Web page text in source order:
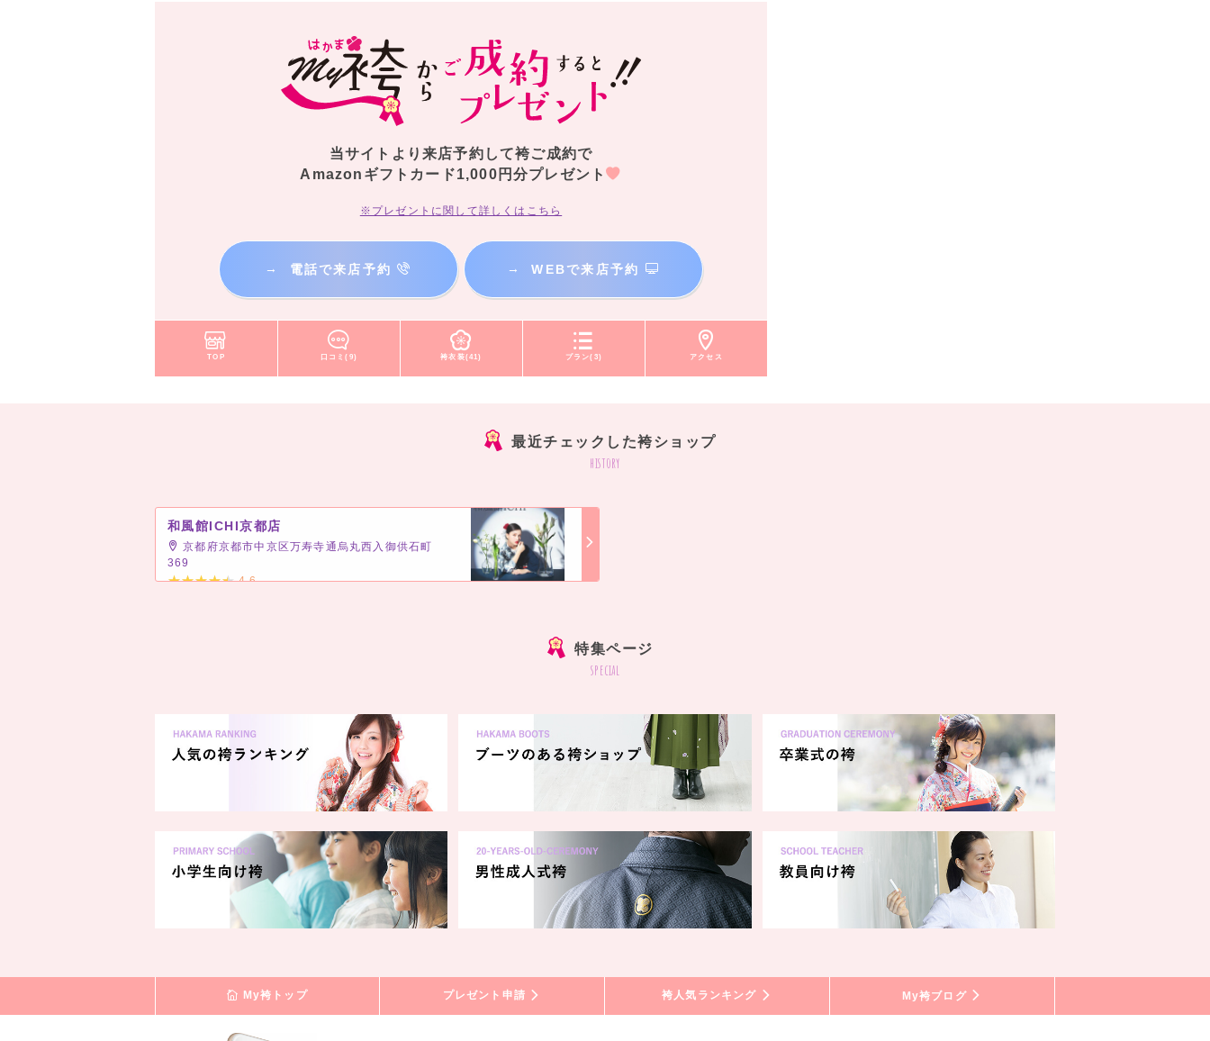
当サイトより来店予約して袴ご成約で
Amazonギフトカード1,000円分プレゼント
※プレゼントに関して詳しくはこちら
→ 電話で来店予約 → WEBで来店予約
TOP 口コミ(9) 袴衣装(41) プラン(3) アクセス
最近チェックした袴ショップ
history
和風館ICHI京都店
京都府京都市中京区万寿寺通烏丸西入御供石町
369
4.6
特集ページ
special
My袴トップ プレゼント申請 袴人気ランキング My袴ブログ